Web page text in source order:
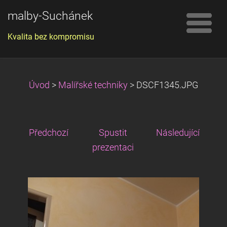
malby-Suchánek
Kvalita bez kompromisu
Úvod > Malířské techniky > DSCF1345.JPG
Předchozí
Spustit
prezentaci
Následující